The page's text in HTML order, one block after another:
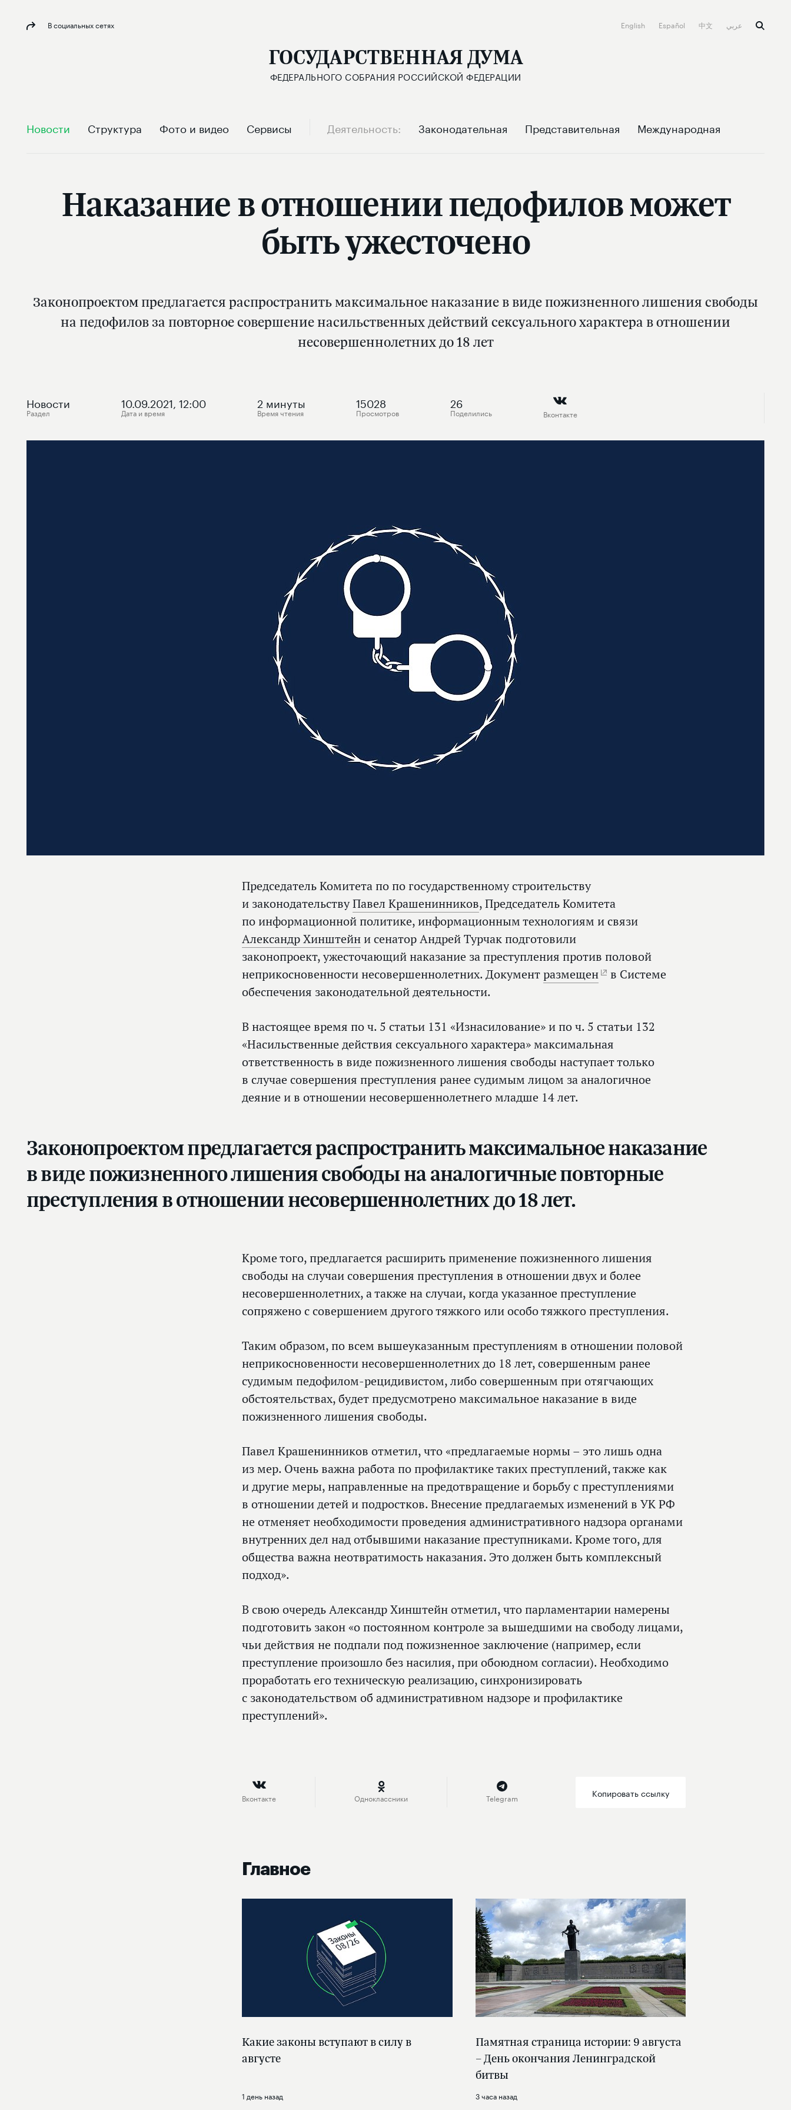
В социальных сетях English Español 中文
ГОСУДАРСТВЕННАЯ ДУМА
ФЕДЕРАЛЬНОГО СОБРАНИЯ РОССИЙСКОЙ ФЕДЕРАЦИИ
Новости Структура Фото и видео Сервисы Деятельность Законодательная Представительная Международная
Наказание в отношении педофилов может
быть ужесточено
Законопроектом предлагается распространить максимальное наказание в виде пожизненного лишения свободы
на педофилов за повторное совершение насильственных действий сексуального характера в отношении
несовершеннолетних до 18 лет
Новости
Раздел
10.09.2021, 12:00
Дата и время
2 минуты
Время чтения
15028
Просмотров
26
Поделились Вконтакте
Председатель Комитета по по государственному строительству
и законодательствуПавел Крашенинников, Председатель Комитета
по информационной политике, информационным технологиям и связи
Александр Хинштейни сенатор Андрей Турчак подготовили
законопроект, ужесточающий наказание за преступления против половой
неприкосновенности несовершеннолетних. Документразмещен
в Системе
обеспечения законодательной деятельности.
В настоящее время по ч. 5 статьи 131 «Изнасилование» и по ч. 5 статьи 132
«Насильственные действия сексуального характера» максимальная
ответственность в виде пожизненного лишения свободы наступает только
в случае совершения преступления ранее судимым лицом за аналогичное
деяние и в отношении несовершеннолетнего младше 14 лет.
Законопроектом предлагается распространить максимальное наказание
в виде пожизненного лишения свободы на аналогичные повторные
преступления в отношении несовершеннолетних до 18 лет.
Кроме того, предлагается расширить применение пожизненного лишения
свободы на случаи совершения преступления в отношении двух и более
несовершеннолетних, а также на случаи, когда указанное преступление
сопряжено с совершением другого тяжкого или особо тяжкого преступления.
Таким образом, по всем вышеуказанным преступлениям в отношении половой
неприкосновенности несовершеннолетних до 18 лет, совершенным ранее
судимым педофилом-рецидивистом, либо совершенным при отягчающих
обстоятельствах, будет предусмотрено максимальное наказание в виде
пожизненного лишения свободы.
Павел Крашенинников отметил, что «предлагаемые нормы – это лишь одна
из мер. Очень важна работа по профилактике таких преступлений, также как
и другие меры, направленные на предотвращение и борьбу с преступлениями
в отношении детей и подростков. Внесение предлагаемых изменений в УК РФ
не отменяет необходимости проведения административного надзора органами
внутренних дел над отбывшими наказание преступниками. Кроме того, для
общества важна неотвратимость наказания. Это должен быть комплексный
подход».
В свою очередь Александр Хинштейн отметил, что парламентарии намерены
подготовить закон «о постоянном контроле за вышедшими на свободу лицами,
чьи действия не подпали под пожизненное заключение (например, если
преступление произошло без насилия, при обоюдном согласии). Необходимо
проработать его техническую реализацию, синхронизировать
с законодательством об административном надзоре и профилактике
преступлений».
Вконтакте Одноклассники Telegram Копировать ссылку
Главное
Какие законы вступают в силу в
августе
1 день назад
Памятная страница истории: 9 августа
– День окончания Ленинградской
битвы
3 часа назад